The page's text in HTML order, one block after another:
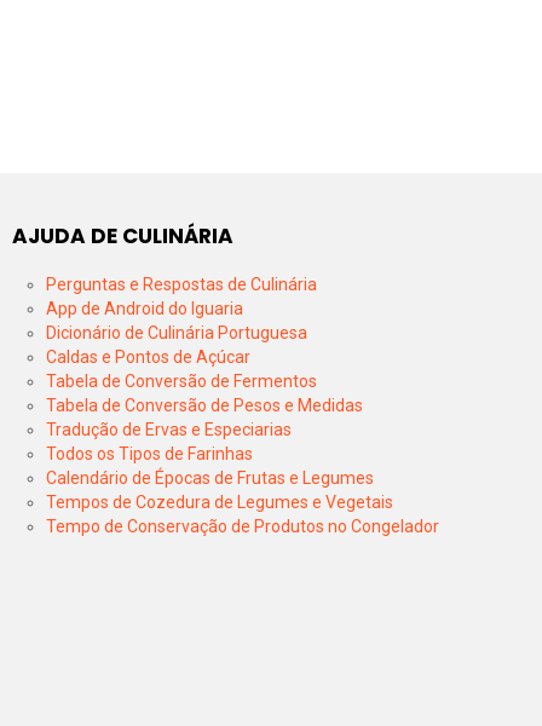
AJUDA DE CULINÁRIA
Perguntas e Respostas de Culinária
App de Android do Iguaria
Dicionário de Culinária Portuguesa
Caldas e Pontos de Açúcar
Tabela de Conversão de Fermentos
Tabela de Conversão de Pesos e Medidas
Tradução de Ervas e Especiarias
Todos os Tipos de Farinhas
Calendário de Épocas de Frutas e Legumes
Tempos de Cozedura de Legumes e Vegetais
Tempo de Conservação de Produtos no Congelador